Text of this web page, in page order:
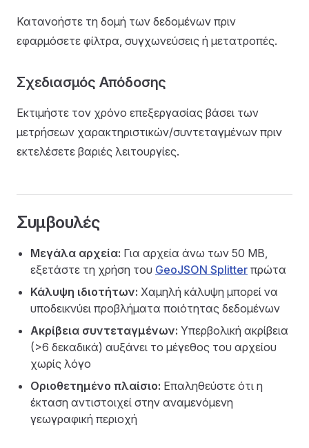
Κατανοήστε τη δομή των δεδομένων πριν
εφαρμόσετε φίλτρα, συγχωνεύσεις ή μετατροπές.
Σχεδιασμός Απόδοσης
Εκτιμήστε τον χρόνο επεξεργασίας βάσει των
μετρήσεων χαρακτηριστικών/συντεταγμένων πριν
εκτελέσετε βαριές λειτουργίες.
Συμβουλές
Μεγάλα αρχεία: Για αρχεία άνω των 50 MB,
εξετάστε τη χρήση του GeoJSON Splitter πρώτα
Κάλυψη ιδιοτήτων: Χαμηλή κάλυψη μπορεί να
υποδεικνύει προβλήματα ποιότητας δεδομένων
Ακρίβεια συντεταγμένων: Υπερβολική ακρίβεια
(>6 δεκαδικά) αυξάνει το μέγεθος του αρχείου
χωρίς λόγο
Οριοθετημένο πλαίσιο: Επαληθεύστε ότι η
έκταση αντιστοιχεί στην αναμενόμενη
γεωγραφική περιοχή